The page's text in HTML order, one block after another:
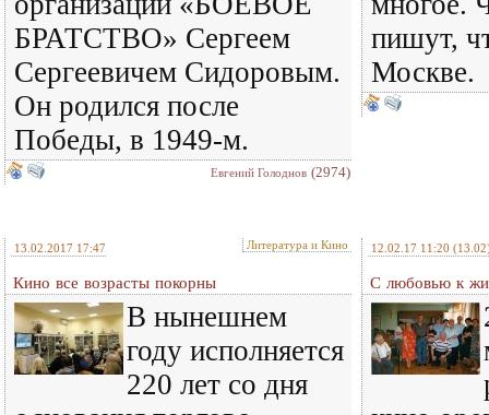
БРАТСТВО» Сергеем
Сергеевичем Сидоровым.
Он родился после
Победы, в 1949-м.
Евгений Голоднов (2974)
пишут,
Москве.
13.02.2017 17:47 Литература и Кино
Кино все возрасты покорны
В нынешнем
году исполняется
220 лет со дня
12.02.17 11:20
С любовью к